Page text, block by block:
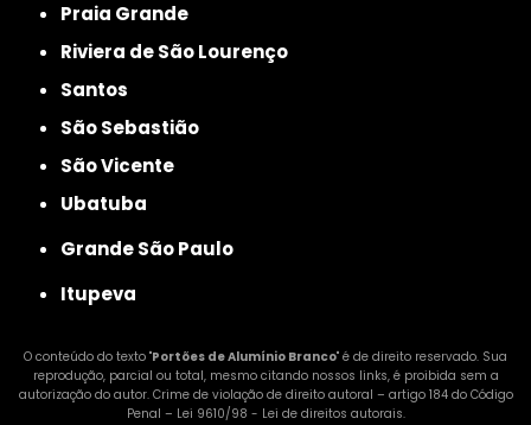
Praia Grande
Riviera de São Lourenço
Santos
São Sebastião
São Vicente
Ubatuba
Grande São Paulo
Itupeva
O conteúdo do texto "Portões de Alumínio Branco" é de direito reservado. Sua
reprodução, parcial ou total, mesmo citando nossos links, é proibida sem a
autorização do autor. Crime de violação de direito autoral – artigo 184 do Código
Penal – Lei 9610/98 - Lei de direitos autorais.